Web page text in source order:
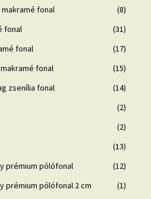
fonal
(8)
fonal
(31)
fonal
(17)
fonal
(15)
zsenília fonal
(14)
(2)
(2)
(13)
prémium pólófonal
(12)
prémium pólófonal 2 cm
(1)